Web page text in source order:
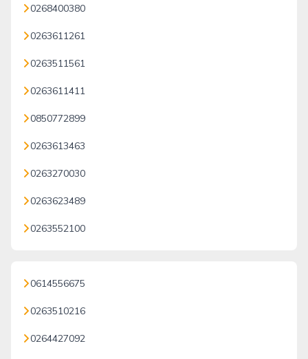
0268400380
0263611261
0263511561
0263611411
0850772899
0263613463
0263270030
0263623489
0263552100
0614556675
0263510216
0264427092